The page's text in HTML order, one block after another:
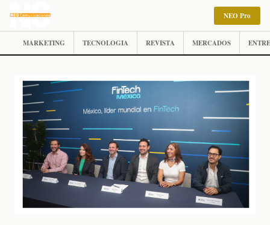
NEO Pro
MARKETING TECNOLOGIA REVISTA MERCADOS